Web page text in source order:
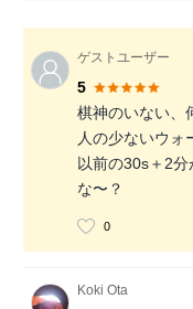
ゲストユーザー
5
棋神のいない、
人の少ないウォ
以前の30s＋2
な〜？
0
Koki Ota